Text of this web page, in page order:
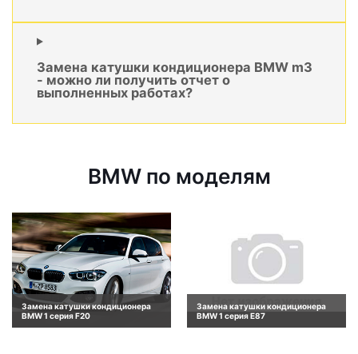
Замена катушки кондиционера BMW m3
- можно ли получить отчет о
выполненных работах?
BMW по моделям
Замена катушки кондиционера
BMW 1 серия F20
Замена катушки кондиционера
BMW 1 серия E87